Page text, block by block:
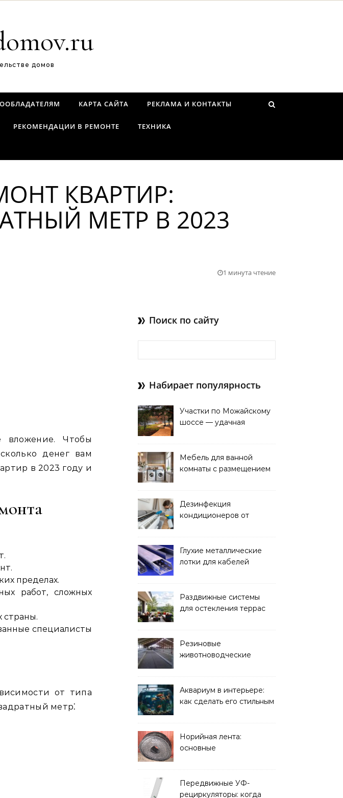
домов
КАРТА САЙТА РЕКЛАМА И КОНТАКТЫ
РЕКОМЕНДАЦИИ В РЕМОНТЕ ТЕХНИКА
КВАРТИР:
МЕТР В 2023
1 минута чтение
вложение. Чтобы
денег вам
в 2023 году и
пределах.
работ‚ сложных
страны.
специалисты
от типа
метр⁚
Поиск по сайту
Набирает популярность
Участки по Можайскому
шоссе — удачная
Мебель для ванной
комнаты с размещением
Дезинфекция
кондиционеров от
Глухие металлические
лотки для кабелей
Раздвижные системы
для остекления террас
Резиновые
животноводческие
решать
Аквариум в интерьере:
как сделать его стильным
Норийная лента:
основные
и советы по выбору
Передвижные УФ-
рециркуляторы: когда